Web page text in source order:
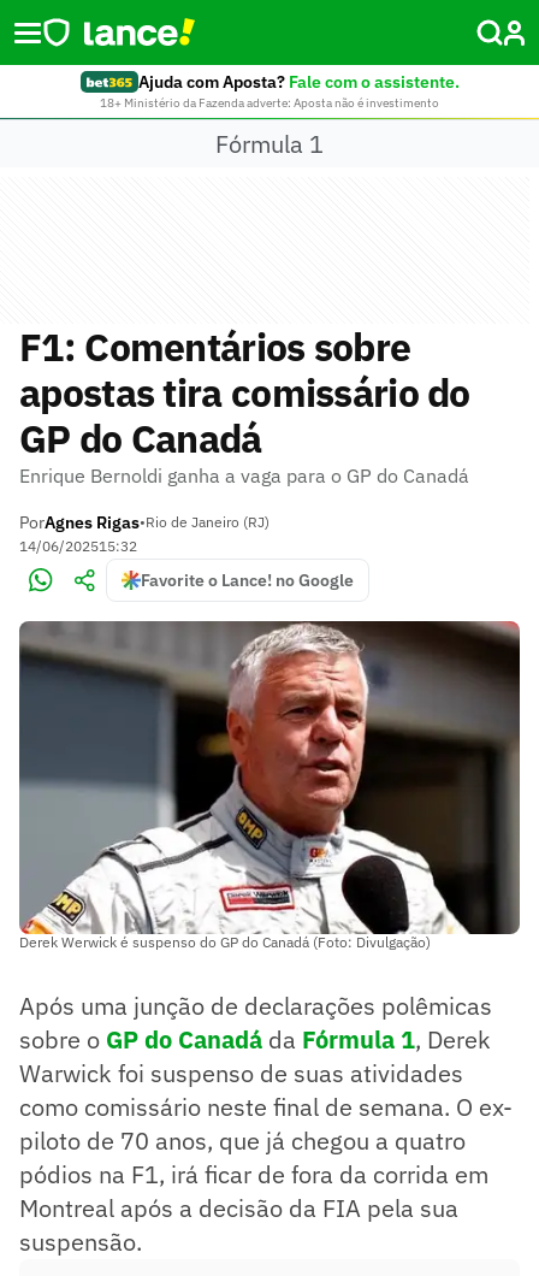
Ajuda com Aposta? Fale com o assistente.
18+ Ministério da Fazenda adverte: Aposta não é investimento
Fórmula 1
F1: Comentários sobre
apostas tira comissário do
GP do Canadá
Enrique Bernoldi ganha a vaga para o GP do Canadá
PorAgnes Rigas•Rio de Janeiro (RJ)
14/06/202515:32
Favorite o Lance! no Google
Derek Werwick é suspenso do GP do Canadá (Foto: Divulgação)
Após uma junção de declarações polêmicas
sobre o GP do Canadá da Fórmula 1, Derek
Warwick foi suspenso de suas atividades
como comissário neste final de semana. O ex-
piloto de 70 anos, que já chegou a quatro
pódios na F1, irá ficar de fora da corrida em
Montreal após a decisão da FIA pela sua
suspensão.